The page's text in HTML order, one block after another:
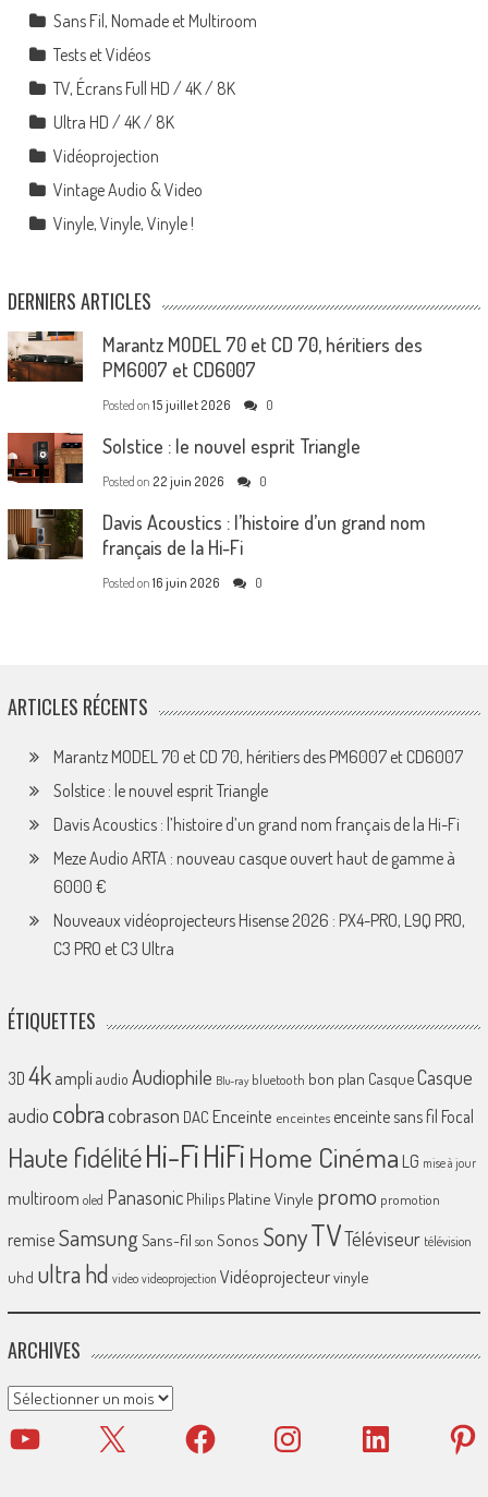
Sans Fil, Nomade et Multiroom
Tests et Vidéos
TV, Écrans Full HD / 4K / 8K
Ultra HD / 4K / 8K
Vidéoprojection
Vintage Audio & Video
Vinyle, Vinyle, Vinyle !
DERNIERS ARTICLES
Marantz MODEL 70 et CD 70, héritiers des
PM6007 et CD6007
Posted on 15 juillet 2026 0
Solstice : le nouvel esprit Triangle
Posted on 22 juin 2026 0
Davis Acoustics : l’histoire d’un grand nom
français de la Hi-Fi
Posted on 16 juin 2026 0
ARTICLES RÉCENTS
Marantz MODEL 70 et CD 70, héritiers des PM6007 et CD6007
Solstice : le nouvel esprit Triangle
Davis Acoustics : l’histoire d’un grand nom français de la Hi-Fi
Meze Audio ARTA : nouveau casque ouvert haut de gamme à
6000 €
Nouveaux vidéoprojecteurs Hisense 2026 : PX4-PRO, L9Q PRO,
C3 PRO et C3 Ultra
ÉTIQUETTES
3D 4k ampliaudio Audiophile Blu-ray bluetooth bon plan CasqueCasque
audio cobracobrason DAC Enceinte enceintes enceinte sans fil Focal
Haute fidélitéHi-FiHiFiHome Cinéma LG mise à jour
multiroom oled Panasonic Philips Platine Vinyle promo promotion
remiseSamsungSans-fil son Sonos SonyTVTéléviseur télévision
uhd ultra hd video videoprojection Vidéoprojecteurvinyle
ARCHIVES
Archives
YouTube X Facebook Instagram LinkedIn